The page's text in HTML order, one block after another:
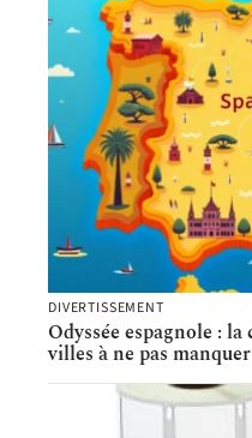
DIVERTISSEMENT
Odyssée espagnole : la
villes à ne pas manquer